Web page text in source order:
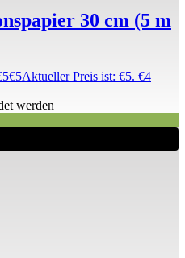
30 cm (5 m
€5Aktueller Preis ist: €5. €4
werden